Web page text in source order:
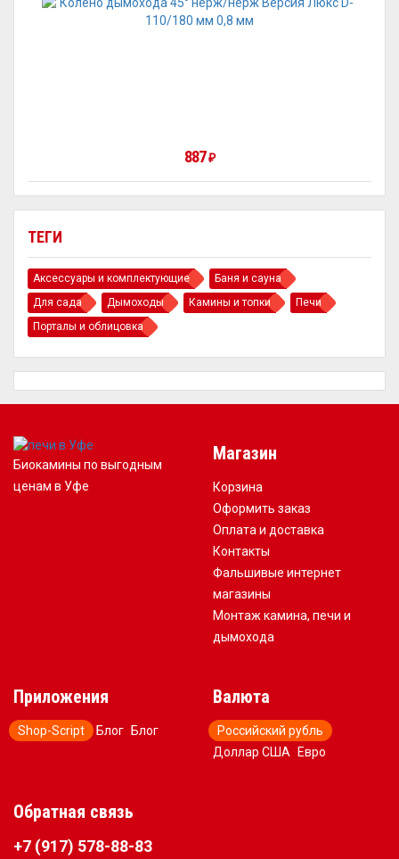
ТЕГИ
Аксессуары и комплектующие
Баня и сауна
Для сада
Дымоходы Камины и топки
Печи
Порталы и облицовка
887 ₽
Биокамины по выгодным
ценам в Уфе
Магазин
Корзина
Оформить заказ
Оплата и доставка
Контакты
Фальшивые интернет
магазины
Монтаж камина, печи и
дымохода
Приложения
Shop-Script Блог Блог
Валюта
Российский рубль
Доллар США
Евро
Обратная связь
+7 (917) 578-88-83